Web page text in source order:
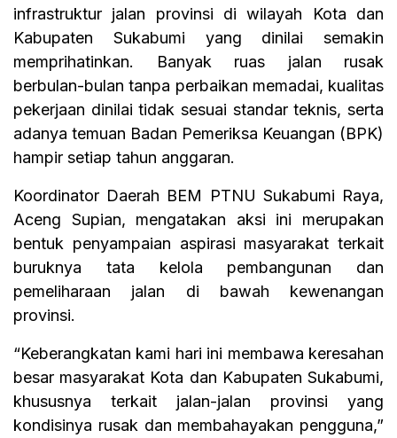
infrastruktur jalan provinsi di wilayah Kota dan
Kabupaten Sukabumi yang dinilai semakin
memprihatinkan. Banyak ruas jalan rusak
berbulan-bulan tanpa perbaikan memadai, kualitas
pekerjaan dinilai tidak sesuai standar teknis, serta
adanya temuan Badan Pemeriksa Keuangan (BPK)
hampir setiap tahun anggaran.
Koordinator Daerah BEM PTNU Sukabumi Raya,
Aceng Supian, mengatakan aksi ini merupakan
bentuk penyampaian aspirasi masyarakat terkait
buruknya tata kelola pembangunan dan
pemeliharaan jalan di bawah kewenangan
provinsi.
“Keberangkatan kami hari ini membawa keresahan
besar masyarakat Kota dan Kabupaten Sukabumi,
khususnya terkait jalan-jalan provinsi yang
kondisinya rusak dan membahayakan pengguna,”